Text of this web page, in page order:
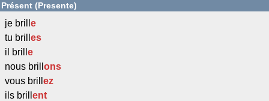
Présent (Presente)
je brill e
tu brill es
il brill e
nous brill ons
vous brill ez
ils brill ent